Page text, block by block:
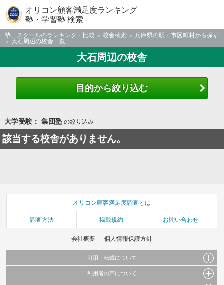
オリコン顧客満足度ランキング
塾・学習塾 検索
塾、スクールのランキング・比較 校舎検索
兵庫県の駅・市区町村から探す
大石周辺の校舎一覧
大石周辺の校舎
目的から絞り込む
大学受験： 集団塾の絞り込み
該当する校舎がありません。
オリコン顧客満足度調査とは
調査方法 掲載規約 お問い合わせ
会社概要 個人情報保護方針
引用・転載について
当サイトで公開されている情報（文字、写真、イラスト、画像データ等）及びこれらの配
利用者の声について